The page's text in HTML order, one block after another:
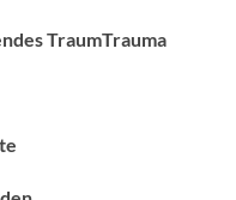
TraumTrauma